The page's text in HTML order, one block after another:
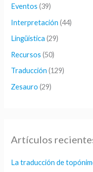
:Eventos (39)
Interpretación (44)
Lingüística (29)
Recursos (50)
Traducción (129)
Zesauro (29)
Artículos
La traducción de